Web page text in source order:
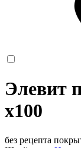
Элевит
x100
без рецепта